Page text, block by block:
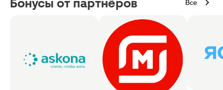
Бонусы от партнёров Все